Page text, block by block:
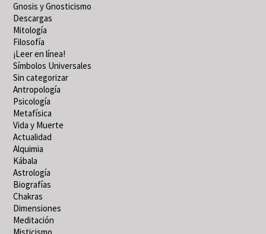
Gnosis y Gnosticismo
Descargas
Mitología
Filosofía
¡Leer en línea!
Símbolos Universales
Sin categorizar
Antropología
Psicología
Metafísica
Vida y Muerte
Actualidad
Alquimia
Kábala
Astrología
Biografías
Chakras
Dimensiones
Meditación